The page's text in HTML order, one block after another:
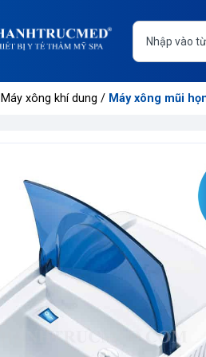
Máy xông khí dung / Máy xông mũi